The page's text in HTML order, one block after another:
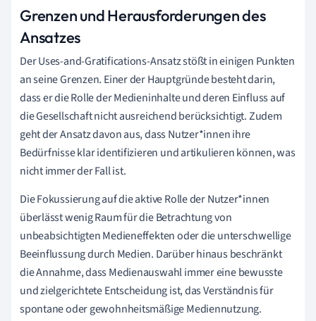
Grenzen und Herausforderungen des
Ansatzes
Der Uses-and-Gratifications-Ansatz stößt in einigen Punkten
an seine Grenzen. Einer der Hauptgründe besteht darin,
dass er die Rolle der Medieninhalte und deren Einfluss auf
die Gesellschaft nicht ausreichend berücksichtigt. Zudem
geht der Ansatz davon aus, dass Nutzer*innen ihre
Bedürfnisse klar identifizieren und artikulieren können, was
nicht immer der Fall ist.
Die Fokussierung auf die aktive Rolle der Nutzer*innen
überlässt wenig Raum für die Betrachtung von
unbeabsichtigten Medieneffekten oder die unterschwellige
Beeinflussung durch Medien. Darüber hinaus beschränkt
die Annahme, dass Medienauswahl immer eine bewusste
und zielgerichtete Entscheidung ist, das Verständnis für
spontane oder gewohnheitsmäßige Mediennutzung.